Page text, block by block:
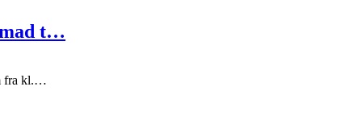
t…
fra kl.…